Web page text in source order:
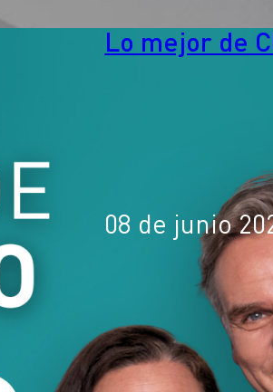
Lo mejor de
08 de junio